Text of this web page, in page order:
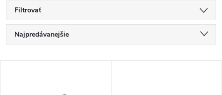
Filtrovať
R
a
Najpredávanejšie